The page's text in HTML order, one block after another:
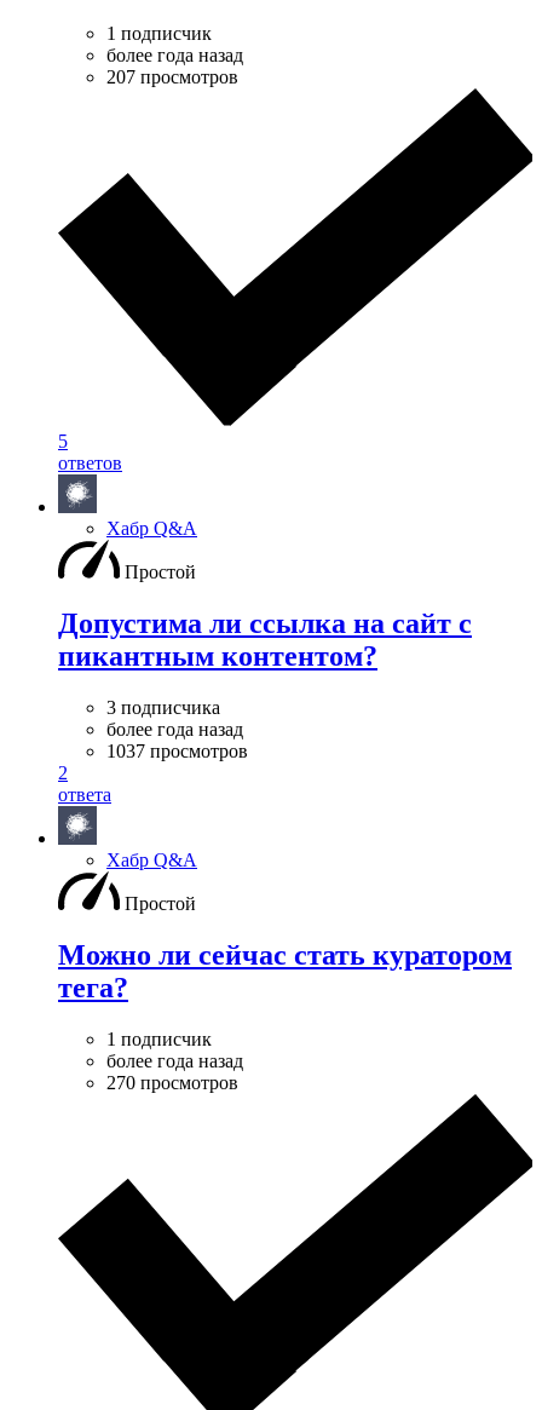
1 подписчик
более года назад
207 просмотров
5
ответов
Хабр Q&A
Простой
Допустима ли ссылка на сайт с
пикантным контентом?
3 подписчика
более года назад
1037 просмотров
2
ответа
Хабр Q&A
Простой
Можно ли сейчас стать куратором
тега?
1 подписчик
более года назад
270 просмотров